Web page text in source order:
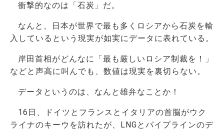
衝撃的なのは「石炭」だ。
なんと、日本が世界で最も多くロシアから石炭を輸
入しているという現実が如実にデータに表れている。
岸田首相がどんなに「最も厳しいロシア制裁を！」
などと声高に叫んでも、数値は現実を裏切らない。
データというのは、なんと雄弁なことか！
16日、ドイツとフランスとイタリアの首脳がウク
ライナのキーウを訪れたが、LNGとパイプラインのデ